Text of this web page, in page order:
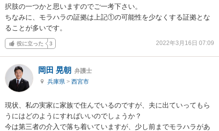
択肢の一つかと思いますのでご一考下さい。
ちなみに、モラハラの証拠は上記①の可能性を少なくする証拠とな
ることが多いです。
役に立った 3 2022年3月16日 07:09
岡田 晃朝 弁護士
兵庫県 > 西宮市
現状、私の実家に家族で住んでいるのですが、夫に出ていってもら
うにはどのようにすればいいのでしょうか？
今は第三者の介入で落ち着いていますが、少し前までモラハラがあ